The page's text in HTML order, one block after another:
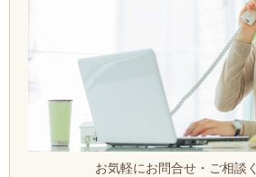
お気軽にお問合せ・ご相談